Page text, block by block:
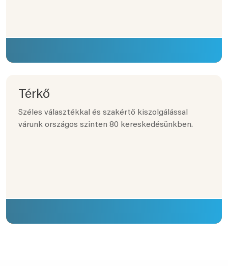
Térkő
Széles választékkal és szakértő kiszolgálással
várunk országos szinten 80 kereskedésünkben.